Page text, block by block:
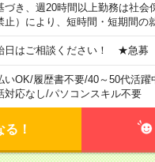
づき、週20時間以上勤務は社
止）により、短時間・短期間の
日はご相談ください！ ★急募
いOK/履歴書不要/40～50代活躍
対応なし/パソコンスキル不要
る！